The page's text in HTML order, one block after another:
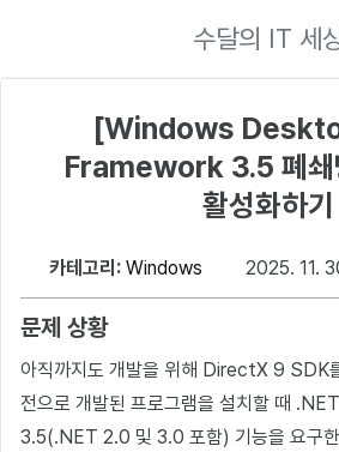
수달의 IT 세
[Windows
Framework 3.5 폐쇄
활성화하기
카테고리: Windows 2025. 11.
문제 상황
아직까지도 개발을 위해 DirectX 9 SDK
전으로 개발된 프로그램을 설치할 때
3.5(.NET 2.0 및 3.0 포함) 기능을 요구한